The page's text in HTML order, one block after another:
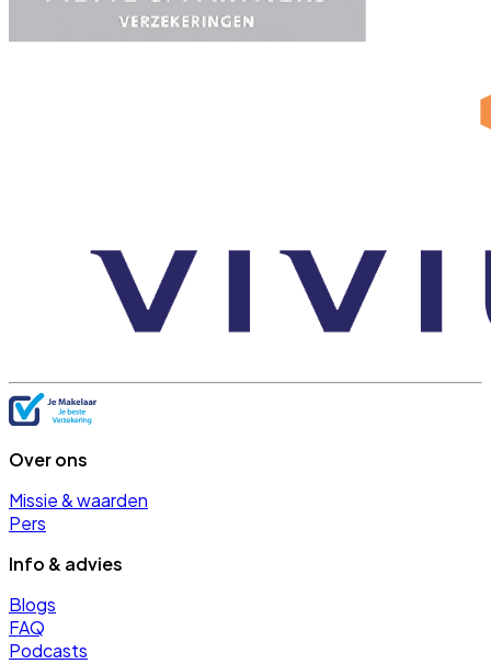
Over ons
Missie & waarden
Pers
Info & advies
Blogs
FAQ
Podcasts